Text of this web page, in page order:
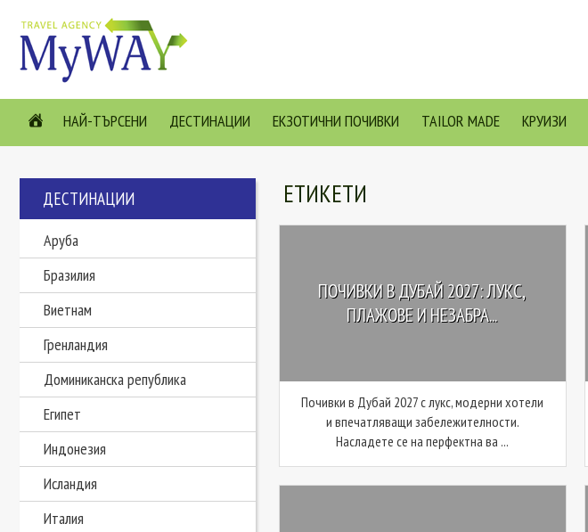
НАЙ-ТЪРСЕНИ ДЕСТИНАЦИИ ЕКЗОТИЧНИ ПОЧИВКИ TAILOR MADE КРУИЗИ
ДЕСТИНАЦИИ
Аруба
Бразилия
Виетнам
Гренландия
Доминиканска република
Египет
Индонезия
Исландия
Италия
ЕТИКЕТИ
ПОЧИВКИ В ДУБАЙ 2027: ЛУКС,
ПЛАЖОВЕ И НЕЗАБРА...
Почивки в Дубай 2027 с лукс, модерни хотели
и впечатляващи забележителности.
Насладете се на перфектна ва ...